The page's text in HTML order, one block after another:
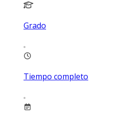
Grado
Tiempo completo